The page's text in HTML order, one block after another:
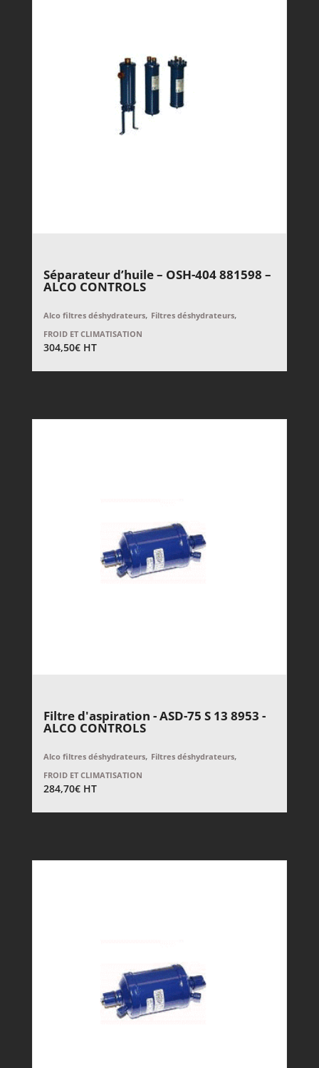
Séparateur d’huile – OSH-404 881598 –
ALCO CONTROLS
Alco filtres déshydrateurs, Filtres déshydrateurs,
FROID ET CLIMATISATION
304,50€ HT
Filtre d'aspiration - ASD-75 S 13 8953 -
ALCO CONTROLS
Alco filtres déshydrateurs, Filtres déshydrateurs,
FROID ET CLIMATISATION
284,70€ HT